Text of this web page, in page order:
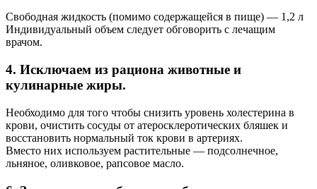
Свободная жидкость (помимо содержащейся в пище) — 1,2 л
Индивидуальный объем следует обговорить с лечащим
врачом.
4. Исключаем из рациона животные и
кулинарные жиры.
Необходимо для того чтобы снизить уровень холестерина в
крови, очистить сосуды от атеросклеротических бляшек и
восстановить нормальный ток крови в артериях.
Вместо них используем растительные — подсолнечное,
льняное, оливковое, рапсовое масло.